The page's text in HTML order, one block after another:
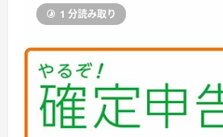
1 分読み取り